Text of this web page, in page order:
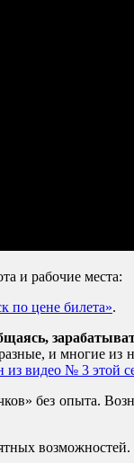
и рабочие места:
по цене билета».
и многие из
из видео № 3 этой
без опыта.
возможностей.